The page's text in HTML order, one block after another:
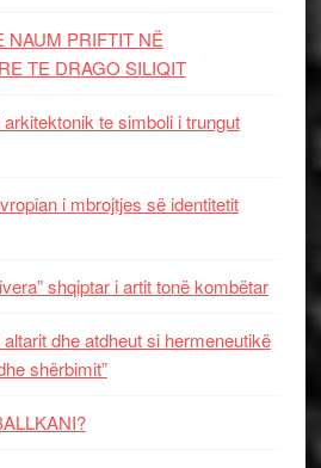
NAUM PRIFTIT NË
TE DRAGO SILIQIT
te simboli i trungut
i mbrojtjes së identitetit
shqiptar i artit tonë kombëtar
dhe atdheut si hermeneutikë
shërbimit”